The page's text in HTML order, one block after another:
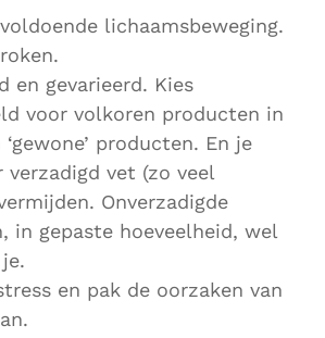
lichaamsbeweging.
en gevarieerd. Kies
voor volkoren producten in
producten. En je
vet (zo veel
Onverzadigde
in gepaste hoeveelheid, wel
en pak de oorzaken van